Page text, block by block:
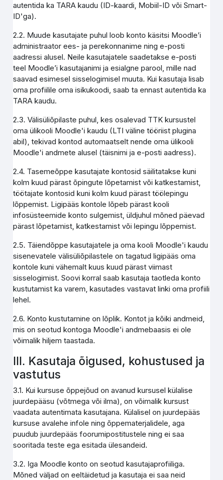
autentida ka TARA kaudu (ID-kaardi, Mobiil-ID või Smart-
ID'ga).
2.2. Muude kasutajate puhul loob konto käsitsi Moodle’i
administraator ees- ja perekonnanime ning e-posti
aadressi alusel. Neile kasutajatele saadetakse e-posti
teel Moodle’i kasutajanimi ja esialgne parool, mille nad
saavad esimesel sisselogimisel muuta. Kui kasutaja lisab
oma profiilile oma isikukoodi, saab ta ennast autentida ka
TARA kaudu.
2.3. Välisüliõpilaste puhul, kes osalevad TTK kursustel
oma ülikooli Moodle'i kaudu (LTI väline tööriist plugina
abil), tekivad kontod automaatselt nende oma ülikooli
Moodle'i andmete alusel (täisnimi ja e-posti aadress).
2.4. Tasemeõppe kasutajate kontosid säilitatakse kuni
kolm kuud pärast õpingute lõpetamist või katkestamist,
töötajate kontosid kuni kolm kuud pärast töölepingu
lõppemist. Ligipääs kontole lõpeb pärast kooli
infosüsteemide konto sulgemist, üldjuhul mõned päevad
pärast lõpetamist, katkestamist või lepingu lõppemist.
2.5. Täiendõppe kasutajatele ja oma kooli Moodle'i kaudu
sisenevatele välisüliõpilastele on tagatud ligipääs oma
kontole kuni vähemalt kuus kuud pärast viimast
sisselogimist. Soovi korral saab kasutaja taotleda konto
kustutamist ka varem, kasutades vastavat linki oma profiili
lehel.
2.6. Konto kustutamine on lõplik. Kontot ja kõiki andmeid,
mis on seotud kontoga Moodle'i andmebaasis ei ole
võimalik hiljem taastada.
III. Kasutaja õigused, kohustused ja
vastutus
3.1. Kui kursuse õppejõud on avanud kursusel külalise
juurdepääsu (võtmega või ilma), on võimalik kursust
vaadata autentimata kasutajana. Külalisel on juurdepääs
kursuse avalehe infole ning õppematerjalidele, aga
puudub juurdepääs foorumipostitustele ning ei saa
sooritada teste ega esitada ülesandeid.
3.2. Iga Moodle konto on seotud kasutajaprofiiliga.
Mõned väljad on eeltäidetud ja kasutaja ei saa neid